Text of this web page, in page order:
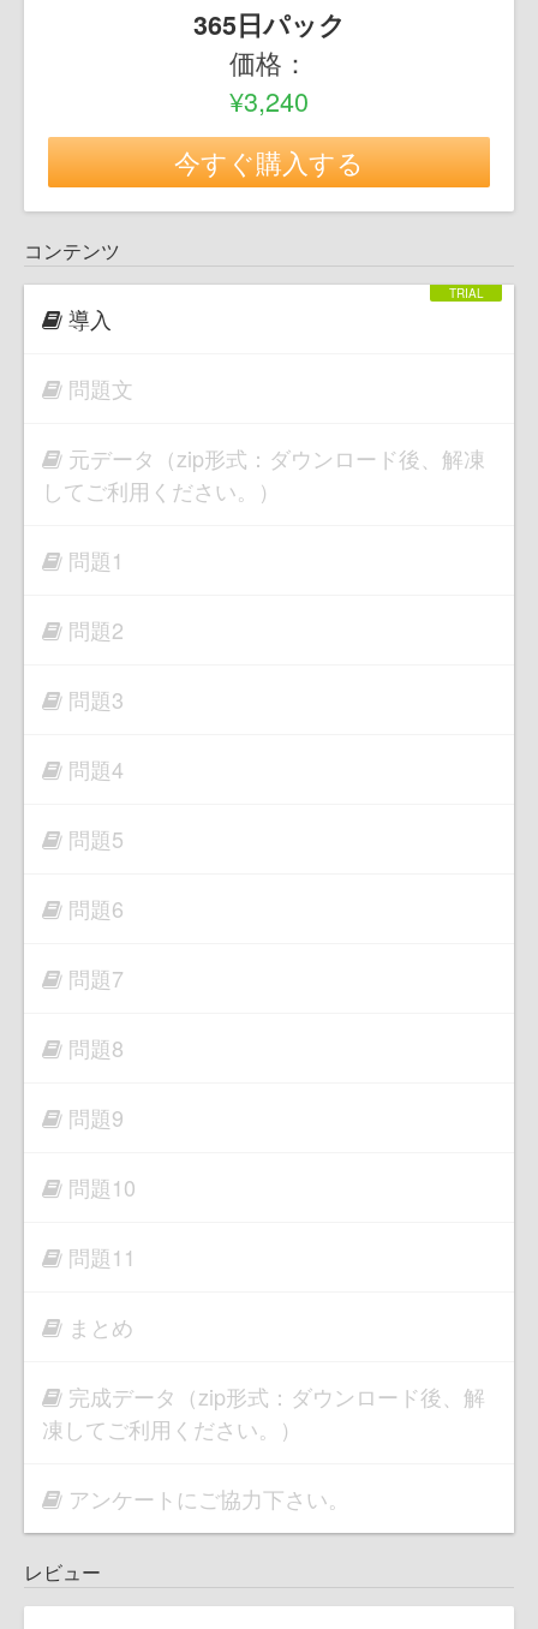
365日パック
価格：
¥3,240
今すぐ購入する
コンテンツ
導入
問題文
元データ（zip形式：ダウンロード後、解凍
してご利用ください。）
問題1
問題2
問題3
問題4
問題5
問題6
問題7
問題8
問題9
問題10
問題11
まとめ
完成データ（zip形式：ダウンロード後、解
凍してご利用ください。）
アンケートにご協力下さい。
レビュー